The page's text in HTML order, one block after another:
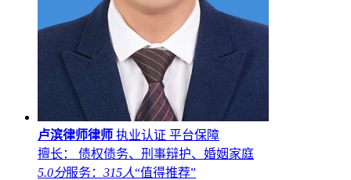
卢滨律师律师 执业认证 平台保障
擅长： 债权债务、刑事辩护、婚姻家庭
5.0分服务： 315人“值得推荐”